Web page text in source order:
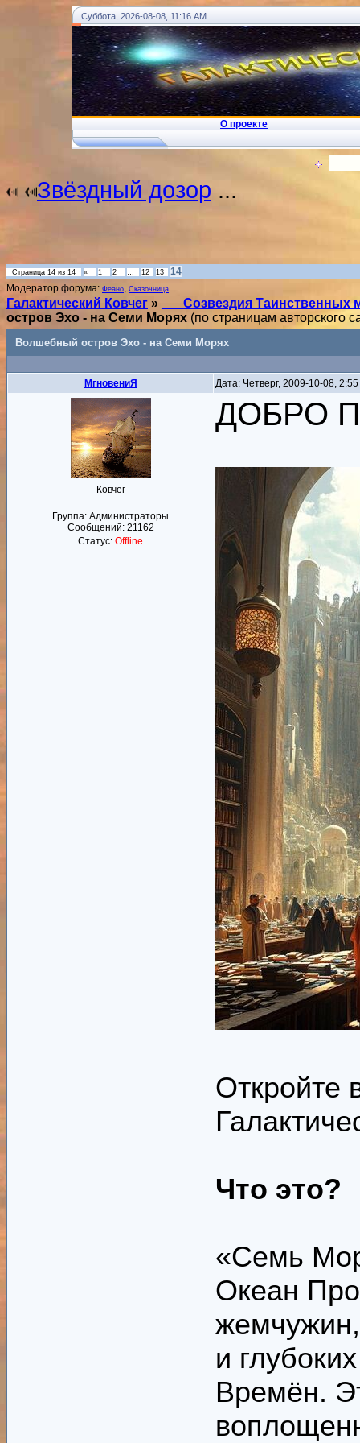
Суббота, 2026-08-08, 11:16 AM
О проекте
Вход
Звёздный дозор ...
Страница 14 из 14 « 1 2 … 12 13
14
Модератор форума: Фeaно, Сказочница
Галактический Ковчег »
___Созвездия Таинственных
остров Эхо - на Семи Морях (по страницам авторского
Волшебный остров Эхо - на Семи Морях
MгновениЯ Дата: Четверг, 2009-10-08,
Ковчег
Группа: Администраторы
Сообщений: 21162
Статус: Offline
ДОБРО
Откройте
Что это?
«Семь
Океан
и
Времён.